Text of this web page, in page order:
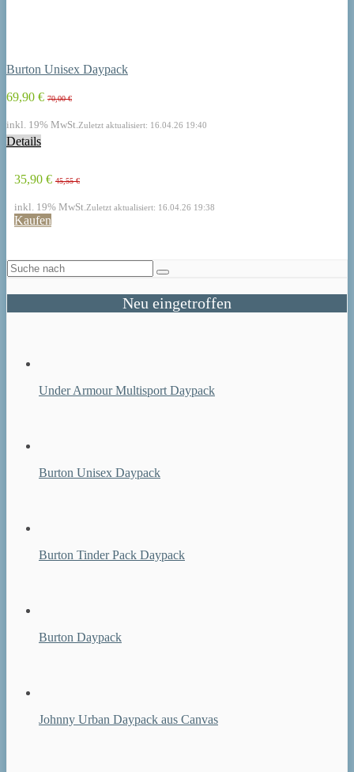
Burton Unisex Daypack
69,90 € 70,00 €
inkl. 19% MwSt. Zuletzt aktualisiert: 16.04.26 19:40
Details
35,90 € 45,55 €
inkl. 19% MwSt. Zuletzt aktualisiert: 16.04.26 19:38
Kaufen
Neu eingetroffen
Under Armour Multisport Daypack
Burton Unisex Daypack
Burton Tinder Pack Daypack
Burton Daypack
Johnny Urban Daypack aus Canvas